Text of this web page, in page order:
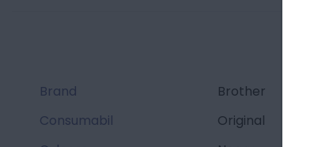
Brand
Brother
Consumabil
Original